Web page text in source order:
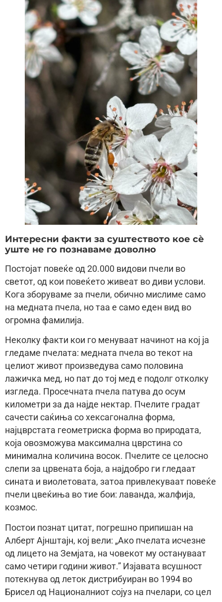
Интересни факти за суштеството кое сè
уште не го познаваме доволно
Постојат повеќе од 20.000 видови пчели во
светот, од кои повеќето живеат во диви услови.
Кога зборуваме за пчели, обично мислиме само
на медната пчела, но таа е само еден вид во
огромна фамилија.
Неколку факти кои го менуваат начинот на кој ја
гледаме пчелата: медната пчела во текот на
целиот живот произведува само половина
лажичка мед, но пат до тој мед е подолг отколку
изгледа. Просечната пчела патува до осум
километри за да најде нектар. Пчелите градат
сачести саќиња со хексагонална форма,
најцврстата геометриска форма во природата,
која овозможува максимална цврстина со
минимална количина восок. Пчелите се целосно
слепи за црвената боја, а најдобро ги гледаат
сината и виолетовата, затоа привлекуваат повеќе
пчели цвеќиња во тие бои: лаванда, жалфија,
козмос.
Постои познат цитат, погрешно припишан на
Алберт Ајнштајн, кој вели: „Ако пчелата исчезне
од лицето на Земјата, на човекот му остануваат
само четири години живот.” Изјавата всушност
потекнува од леток дистрибуиран во 1994 во
Брисел од Националниот сојуз на пчелари, со цел